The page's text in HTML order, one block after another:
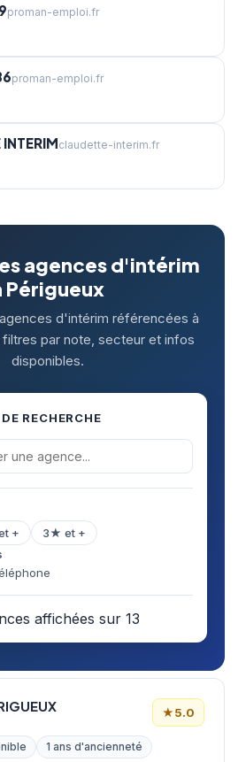
proman-emploi.fr
proman-emploi.fr
claudette-interim.fr
agences d'intérim
Périgueux
d'intérim référencées à
par note, secteur et infos
disponibles.
RECHERCHE
+
3★ et +
affichées sur 13
★5.0
1 ans d'ancienneté